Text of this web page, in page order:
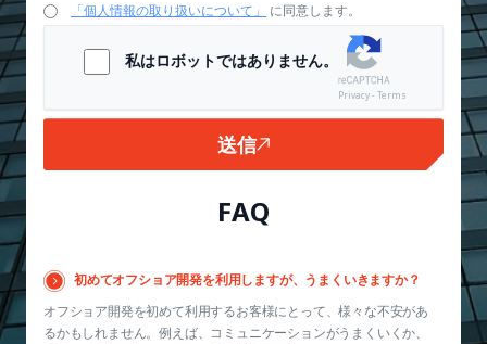
「個人情報の取り扱いについて」 に同意します。
私はロボットではありません。
Privacy - Terms
送信
FAQ
初めてオフショア開発を利用しますが、うまくいきますか？
オフショア開発を初めて利用するお客様にとって、様々な不安があ
るかもしれません。例えば、コミュニケーションがうまくいくか、